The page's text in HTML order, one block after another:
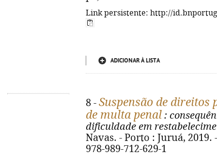
Link persistente: http://
ADICIONAR À LISTA
8 - Suspensão de
de multa penal :
dificuldade em
Navas. - Porto : Juruá, 2019.
978-989-712-629-1